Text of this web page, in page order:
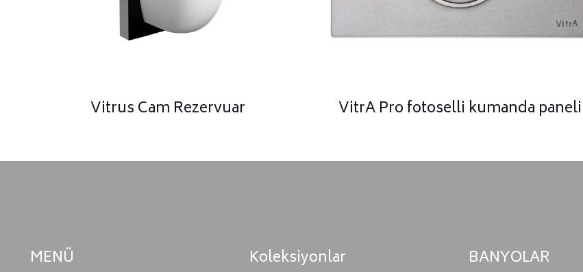
Vitrus Cam Rezervuar VitrA Pro fotoselli kumanda paneli
MENÜ Koleksiyonlar BANYOLAR